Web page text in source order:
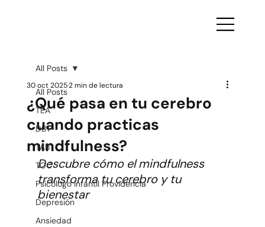
All Posts
TEA
DBT
TAB
TOC
Psicólogo infantil Providencia
Depresión
Ansiedad
All Posts
¿Qué pasa en tu cerebro
cuando practicas
mindfulness?
30 oct 20252 min de lectura
Descubre cómo el mindfulness
transforma tu cerebro y tu
bienestar